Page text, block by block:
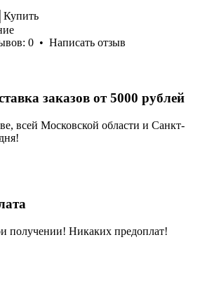
Купить
0 • Написать отзыв
заказов от 5000 рублей
всей Московской области и Санкт-
получении! Никаких предоплат!